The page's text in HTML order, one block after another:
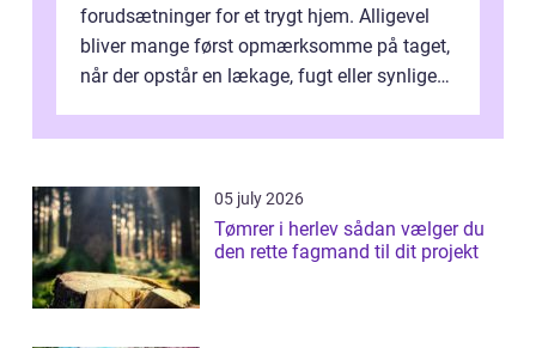
forudsætninger for et trygt hjem. Alligevel
bliver mange først opmærksomme på taget,
når der opstår en lækage, fugt eller synlige
05 july 2026
Tømrer i herlev sådan vælger du
den rette fagmand til dit projekt